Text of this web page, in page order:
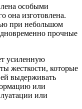
особыми
она изготовлена.
при небольшом
прочные
усиленную
жесткости, которые
выдерживать
или
или